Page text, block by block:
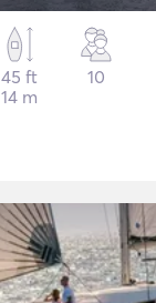
45 ft
14 m
10